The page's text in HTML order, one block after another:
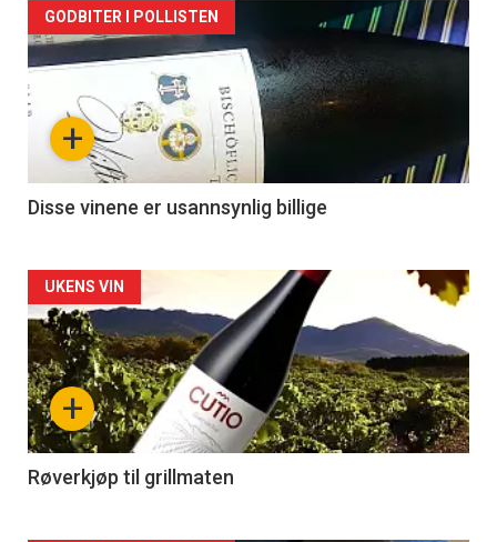
+
GODBITER I POLLISTEN
Disse vinene er usannsynlig billige
Forsiden
akkurat
nå
-
2
+
UKENS VIN
Røverkjøp til grillmaten